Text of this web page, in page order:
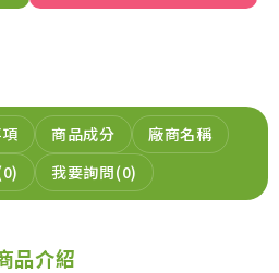
商品成分
廠商名稱
0 我要詢問 0
品介紹